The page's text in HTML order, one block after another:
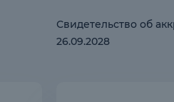
Свидетельство об
26.09.2028